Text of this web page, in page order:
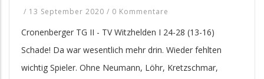
/ 13 September 2020 / 0 Kommentare
Cronenberger TG II - TV Witzhelden I 24-28 (13-16)
Schade! Da war wesentlich mehr drin. Wieder fehlten
wichtig Spieler. Ohne Neumann, Löhr, Kretzschmar,